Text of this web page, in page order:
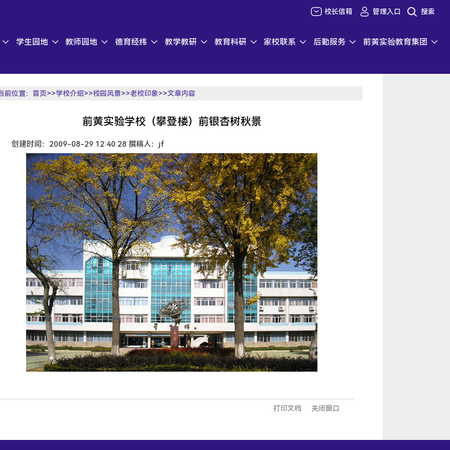
学生园地 教师园地 德育经纬 教学教研 教育科研 家校联系 后勤服务 前黄实验教育集团
校长信箱 管理入口 搜索
前位置： 首页>>学校介绍>>校园风景>>老校印象>>文章内容
前黄实验学校（攀登楼）前银杏树秋景
建时间：2009-08-29 12:40:28 撰稿人：jf
关闭窗口
打印文档